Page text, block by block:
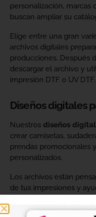
personalización,
buscan ampliar su
Elige entre una gran
archivos digitales
producciones. Después
descargar el archivo y
impresión DTF o UV DTF.
Diseños digitales
Nuestros diseños
crear camisetas,
prendas promocionales
personalizados.
Los archivos están
de tus impresiones y
tendrás que adaptar el